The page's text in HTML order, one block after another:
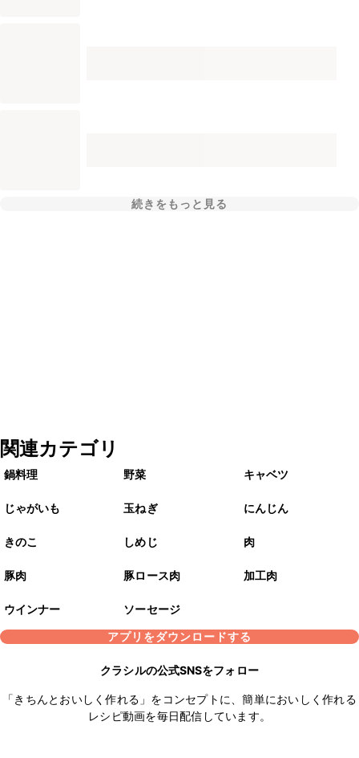
続きをもっと見る
関連カテゴリ
鍋料理 野菜 キャベツ
じゃがいも 玉ねぎ にんじん
きのこ しめじ 肉
豚肉 豚ロース肉 加工肉
ウインナー
ソーセージ
アプリをダウンロードする
クラシルの公式SNSをフォロー
「きちんとおいしく作れる」をコンセプトに、簡単においしく作れる
レシピ動画を毎日配信しています。